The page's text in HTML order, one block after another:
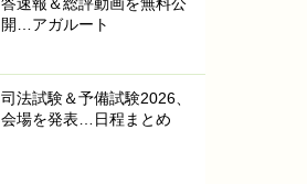
開…アガルート
司法試験＆予備試験2026、
会場を発表…日程まとめ